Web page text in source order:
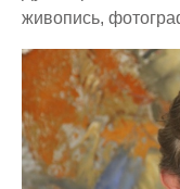
живопись,